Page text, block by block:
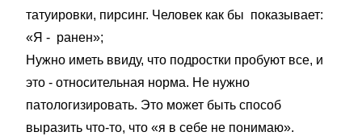
татуировки, пирсинг. Человек как бы показывает:
«Я - ранен»;
Нужно иметь ввиду, что подростки пробуют все, и
это - относительная норма. Не нужно
патологизировать. Это может быть способ
выразить что-то, что «я в себе не понимаю».